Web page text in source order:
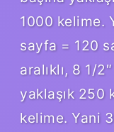
1000 kelime.
sayfa = 120
aralıklı, 8 1/
yaklaşık 250
kelime. Yani